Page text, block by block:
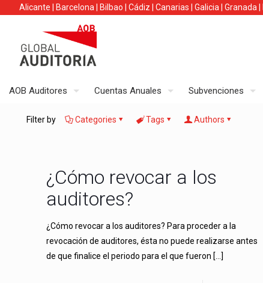
Alicante Barcelona Bilbao Cádiz Canarias Galicia Granada
AOB Auditores Cuentas Anuales Subvenciones
Filter by Categories Tags Authors
¿Cómo revocar a los
auditores?
¿Cómo revocar a los auditores? Para proceder a la
revocación de auditores, ésta no puede realizarse antes
de que finalice el periodo para el que fueron […]